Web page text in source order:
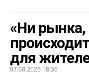
«Ни рынка,
для
07.08.2026 18:36